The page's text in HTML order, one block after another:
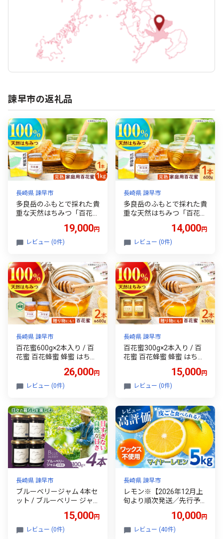
諫早市の返礼品
長崎県 諫早市
多良岳のふもとで採れた貴
重な天然はちみつ「百花
蜜」(家庭用)1kg×1本 / 百
花蜜 百花蜂蜜 蜂蜜 はちみ
つ / 諫早市 / 諫早観光物
19,000円
レビュー (0件)
長崎県 諫早市
多良岳のふもとで採れた貴
重な天然はちみつ「百花
蜜」(家庭用)600g×1本 / 百
花蜜 百花蜂蜜 蜂蜜 はちみ
つ / 諫早市 / 諫早観光物
14,000円
レビュー (0件)
長崎県 諫早市
百花蜜600g×2本入り / 百
花蜜 百花蜂蜜 蜂蜜 はちみ
つ ハチミツ / 諫早市 / 諫早
観光物産 コンベンション
協会 [AHAB036]
26,000円
レビュー (0件)
長崎県 諫早市
百花蜜300g×2本入り / 百
花蜜 百花蜂蜜 蜂蜜 はちみ
つ ハチミツ / 諫早市 / 諫早
観光物産 コンベンション
協会 [AHAB032]
15,000円
レビュー (0件)
長崎県 諫早市
ブルーベリージャム 4本セ
ット / ブルーベリー ジャ
ム パン フルーツ / 諫早市 /
のんびり山 [AHBA002]
15,000円
レビュー (0件)
長崎県 諫早市
レモン※【2026年12月上
旬より順次発送／先行予
約】マイヤーレモン 5kg /
イエロー ワックス不使用
国産 皮ごと レモン lemon
10,000円
レビュー (40件)